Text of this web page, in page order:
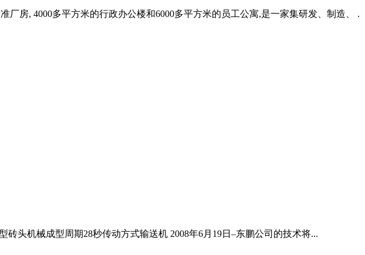
房, 4000多平方米的行政办公楼和6000多平方米的员工公寓,是一家集研发、制造、 .
头机械成型周期28秒传动方式输送机 2008年6月19日–东鹏公司的技术将...